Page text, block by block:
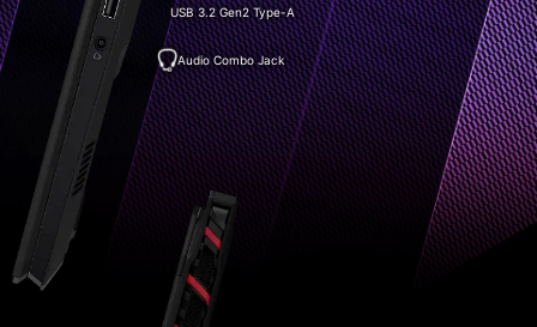
USB 3.2 Gen2 Type-A
Audio Combo Jack